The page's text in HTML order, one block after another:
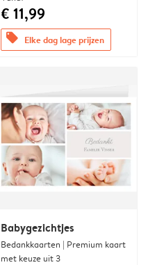
€ 11,99
offers Elke dag lage prijzen
Babygezichtjes
Bedankkaarten | Premium kaart
met keuze uit 3